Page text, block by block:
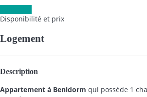
Disponibilité et prix
Logement
Description
Appartement à Benidorm qui possède 1